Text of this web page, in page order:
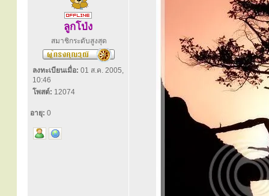
ลูกโป่ง
สมาชิกระดับสูงสุด
ลงทะเบียนเมื่อ: 01 ส.ค. 2005,
10:46
โพสต์: 12074
อายุ: 0